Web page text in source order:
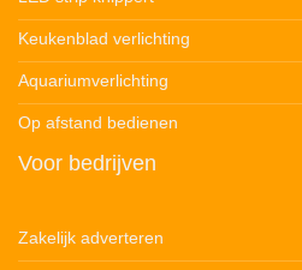
Keukenblad verlichting
Aquariumverlichting
Op afstand bedienen
Voor bedrijven
Zakelijk adverteren